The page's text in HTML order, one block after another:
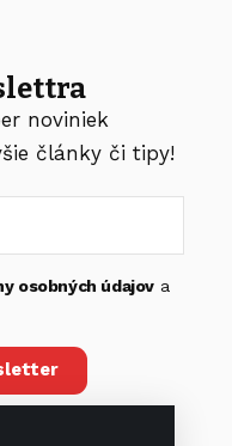
noviniek
články či tipy!
osobných údajova